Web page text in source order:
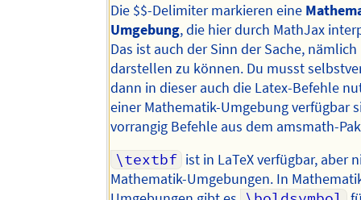
Die $$-Delimiter markieren eine
Umgebung, die hier durch MathJax
Das ist auch der Sinn der Sache,
darstellen zu können. Du musst
dann in dieser auch die Latex-Befehle
einer Mathematik-Umgebung verfügbar
vorrangig Befehle aus dem amsmath-
\textbf ist in LaTeX verfügbar, aber
Mathematik-Umgebungen. In